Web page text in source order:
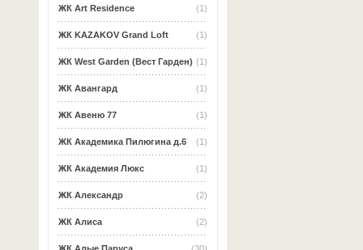
(1)
ЖК Art Residence
(1)
ЖК KAZAKOV Grand Loft
(1)
ЖК West Garden (Вест Гарден)
(1)
ЖК Авангард
(1)
ЖК Авеню 77
(1)
ЖК Академика Пилюгина д.6
(1)
ЖК Академия Люкс
(2)
ЖК Александр
(2)
ЖК Алиса